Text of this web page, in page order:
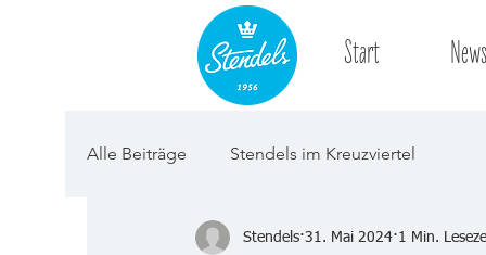
Start News
Alle Beiträge Stendels im Kreuzviertel
Stendels 31. Mai 2024 1 Min.